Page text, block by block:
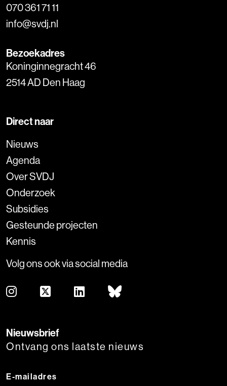
070 361 71 11
info@svdj.nl
Bezoekadres
Koninginnegracht 46
2514 AD Den Haag
Direct naar
Nieuws
Agenda
Over SVDJ
Onderzoek
Subsidies
Gesteunde projecten
Kennis
Volg ons ook via social media
Nieuwsbrief
Ontvang ons laatste nieuws
E-mailadres